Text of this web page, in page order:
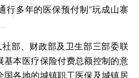
行多年的医保预付制“玩成山寨
、财政部及卫生部三部委联
基本医疗保险付费总额控制的意
国各地的城镇职工医保及城镇居